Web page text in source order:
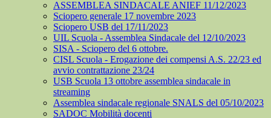
ASSEMBLEA SINDACALE ANIEF 11/12/2023
Sciopero generale 17 novembre 2023
Sciopero USB del 17/11/2023
UIL Scuola - Assemblea Sindacale del 12/10/2023
SISA - Sciopero del 6 ottobre.
CISL Scuola - Erogazione dei compensi A.S. 22/23 ed
avvio contrattazione 23/24
USB Scuola 13 ottobre assemblea sindacale in
streaming
Assemblea sindacale regionale SNALS del 05/10/2023
SADOC Mobilità docenti